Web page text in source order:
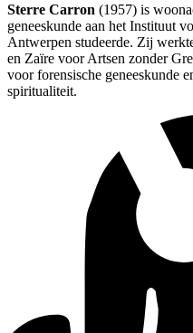
Sterre Carron (1957) is
geneeskunde aan het Instituut
Antwerpen studeerde. Zij
en Zaïre voor Artsen zonder
voor forensische geneeskunde
spiritualiteit.